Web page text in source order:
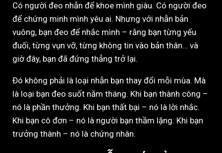
Có người đeo nhẫn để khoe mình giàu. Có người đeo
để chứng minh mình yêu ai. Nhưng với nhẫn bản
vuông, bạn đeo để nhắc mình – rằng bạn từng yếu
đuối, từng vụn vỡ, từng không tin vào bản thân… và
giờ đây, bạn đã đứng thẳng trở lại.
Đó không phải là loại nhẫn bạn thay đổi mỗi mùa. Mà
là loại bạn đeo suốt năm tháng. Khi bạn thành công –
nó là phần thưởng. Khi bạn thất bại – nó là lời nhắc.
Khi bạn cô đơn – nó là người bạn thầm lặng. Khi bạn
trưởng thành – nó là chứng nhân.